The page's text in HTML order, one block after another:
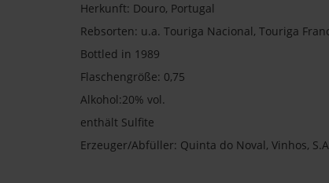
Herkunft: Douro, Portugal
Rebsorten: u.a. Touriga Nacional, Touriga
Bottled in 1989
Flaschengröße: 0,75
Alkohol:20% vol.
enthält Sulfite
Erzeuger/Abfüller: Quinta do Noval, Vinhos,